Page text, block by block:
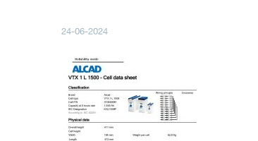
24-06-2024